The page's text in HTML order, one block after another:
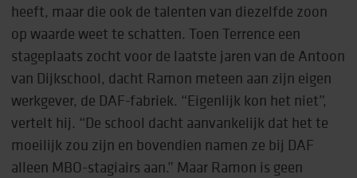
heeft, maar die ook de talenten van diezelfde zoon
op waarde weet te schatten. Toen Terrence een
stageplaats zocht voor de laatste jaren van de Antoon
van Dijkschool, dacht Ramon meteen aan zijn eigen
werkgever, de DAF-fabriek. “Eigenlijk kon het niet”,
vertelt hij. “De school dacht aanvankelijk dat het te
moeilijk zou zijn en bovendien namen ze bij DAF
alleen MBO-stagiairs aan.” Maar Ramon is geen